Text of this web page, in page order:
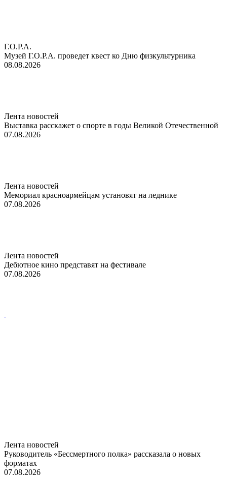
Г.О.Р.А.
Музей Г.О.Р.А. проведет квест ко Дню физкультурника
08.08.2026
Лента новостей
Выставка расскажет о спорте в годы Великой Отечественной
07.08.2026
Лента новостей
Мемориал красноармейцам установят на леднике
07.08.2026
Лента новостей
Дебютное кино представят на фестивале
07.08.2026
Лента новостей
Руководитель «Бессмертного полка» рассказала о новых
форматах
07.08.2026